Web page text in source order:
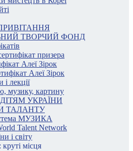
ТВОРЧИЙ ФОНД
призера
Алеї Зірок
Алеї Зірок
лекції
музику, картину
УКРАЇНИ
ТАЛАНТУ
МУЗИКА
Talent Network
і світу
місця